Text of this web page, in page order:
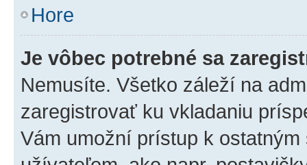
Hore
Je vôbec potrebné sa
Nemusíte. Všetko záleží na
zaregistrovať ku vkladaniu
Vám umožní prístup k